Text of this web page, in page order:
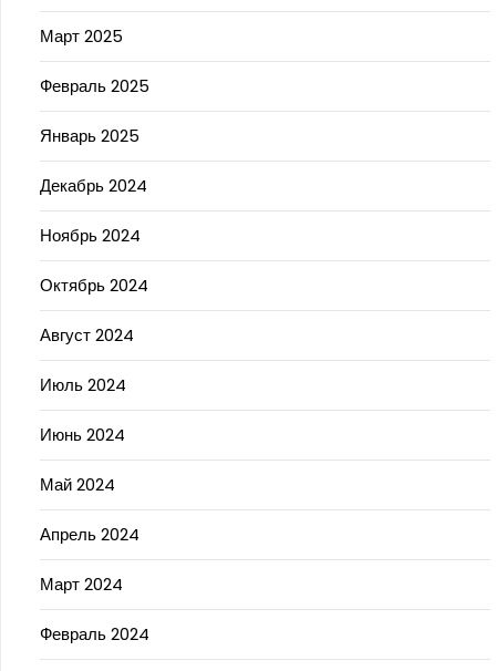
Март 2025
Февраль 2025
Январь 2025
Декабрь 2024
Ноябрь 2024
Октябрь 2024
Август 2024
Июль 2024
Июнь 2024
Май 2024
Апрель 2024
Март 2024
Февраль 2024